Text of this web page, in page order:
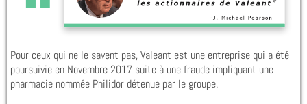
Pour ceux qui ne le savent pas, Valeant est une entreprise qui a été
poursuivie en Novembre 2017 suite à une fraude impliquant une
pharmacie nommée Philidor détenue par le groupe.